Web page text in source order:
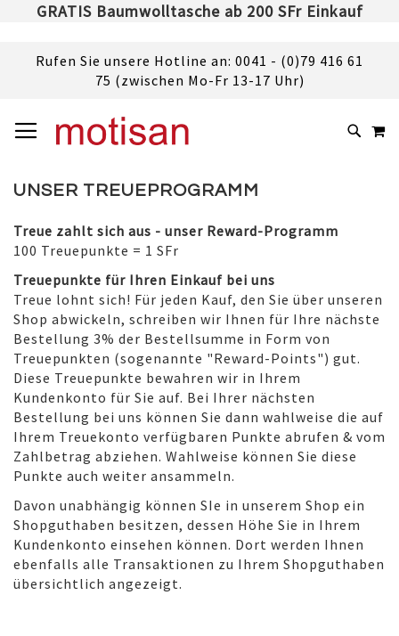
GRATIS Baumwolltasche ab 200 SFr Einkauf
Rufen Sie unsere Hotline an: 0041 - (0)79 416 61
75 (zwischen Mo-Fr 13-17 Uhr)
ZUM
INHALT
SUCHE
UNSER TREUEPROGRAMM
Treue zahlt sich aus - unser Reward-Programm
100 Treuepunkte = 1 SFr
Treuepunkte für Ihren Einkauf bei uns
Treue lohnt sich! Für jeden Kauf, den Sie über unseren
Shop abwickeln, schreiben wir Ihnen für Ihre nächste
Bestellung 3% der Bestellsumme in Form von
Treuepunkten (sogenannte "Reward-Points") gut.
Diese Treuepunkte bewahren wir in Ihrem
Kundenkonto für Sie auf. Bei Ihrer nächsten
Bestellung bei uns können Sie dann wahlweise die auf
Ihrem Treuekonto verfügbaren Punkte abrufen & vom
Zahlbetrag abziehen. Wahlweise können Sie diese
Punkte auch weiter ansammeln.
Davon unabhängig können SIe in unserem Shop ein
Shopguthaben besitzen, dessen Höhe Sie in Ihrem
Kundenkonto einsehen können. Dort werden Ihnen
ebenfalls alle Transaktionen zu Ihrem Shopguthaben
übersichtlich angezeigt.